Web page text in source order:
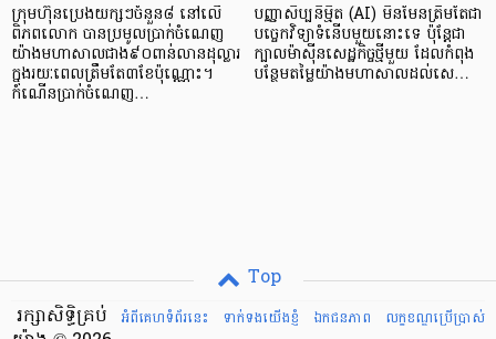
ក្រុមហ៊ុនប្រេងយក្សៗចំនួន៨ នៅលើ
ពិភពលោក បានប្រមូលប្រាក់ចំណេញ
យ៉ាងមហាសាលជាង៩០ពាន់លានដុល្លារ
ក្នុងរយៈពេលត្រឹមតែ៣ខែប៉ុណ្ណោះ។
កំណើនប្រាក់ចំណេញ…
បញ្ញាសិប្បនិម្មិត (AI) មិនមែនត្រឹមតែជា
បច្ចេកវិទ្យាទំនើបមួយនោះទេ ប៉ុន្តែជា
ក្បាលម៉ាស៊ីនសេដ្ឋកិច្ចថ្មីមួយ ដែលកំពុង
បន្ថែមតម្លៃយ៉ាងមហាសាលដល់សេ…
Top
អំពីគេហទំព័រនេះ
ទាក់ទងយើងខ្ញំ ឯកជនភាព លក្ខខណ្ឌ​ប្រើ​ប្រាស់
រក្សាសិទ្ធិគ្រប់